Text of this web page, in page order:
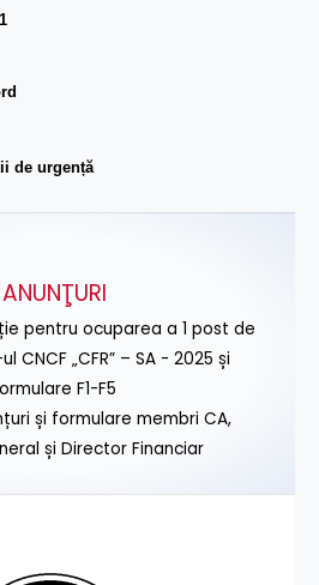
de urgență
ANUNŢURI
pentru ocuparea a 1 post de
CNCF „CFR” – SA - 2025 și
F1-F5
și formulare membri CA,
și Director Financiar